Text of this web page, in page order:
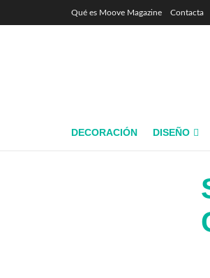
Qué es Moove Magazine Contacta
DECORACIÓN DISEÑO